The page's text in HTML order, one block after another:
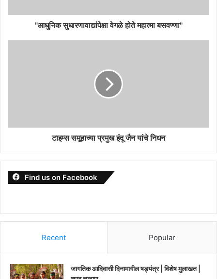
"आधुनिक सुधारणावाद्यांपेक्षा वेगळे होते महात्मा बसवण्णा"
टाइम्स समूहाच्या प्रमुख इंदू जैन यांचे निधन
Find us on Facebook
Recent Popular
जागतिक आदिवासी दिनामागील षड्यंत्र | विशेष मुलाखत |